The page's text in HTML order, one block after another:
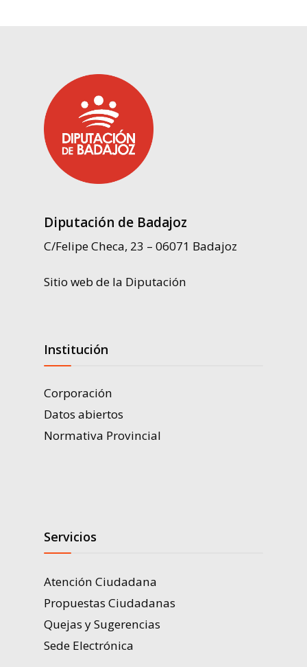
Diputación de Badajoz
C/Felipe Checa, 23 – 06071 Badajoz
Sitio web de la Diputación
Institución
Corporación
Datos abiertos
Normativa Provincial
Servicios
Atención Ciudadana
Propuestas Ciudadanas
Quejas y Sugerencias
Sede Electrónica